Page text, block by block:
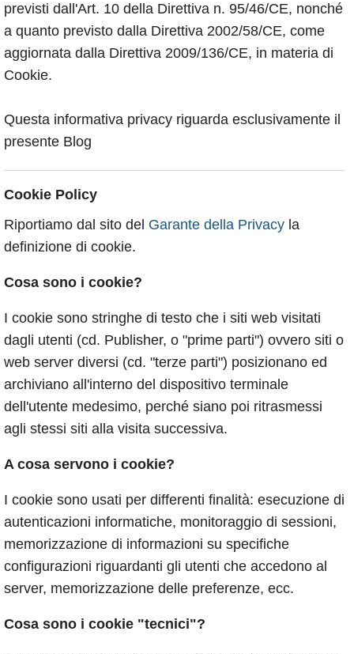
previsti dall'Art. 10 della Direttiva n. 95/46/CE, nonché
a quanto previsto dalla Direttiva 2002/58/CE, come
aggiornata dalla Direttiva 2009/136/CE, in materia di
Cookie.
Questa informativa privacy riguarda esclusivamente il
presente Blog
Cookie Policy
Riportiamo dal sito del Garante della Privacy la
definizione di cookie.
Cosa sono i cookie?
I cookie sono stringhe di testo che i siti web visitati
dagli utenti (cd. Publisher, o "prime parti") ovvero siti o
web server diversi (cd. "terze parti") posizionano ed
archiviano all'interno del dispositivo terminale
dell'utente medesimo, perché siano poi ritrasmessi
agli stessi siti alla visita successiva.
A cosa servono i cookie?
I cookie sono usati per differenti finalità: esecuzione di
autenticazioni informatiche, monitoraggio di sessioni,
memorizzazione di informazioni su specifiche
configurazioni riguardanti gli utenti che accedono al
server, memorizzazione delle preferenze, ecc.
Cosa sono i cookie "tecnici"?